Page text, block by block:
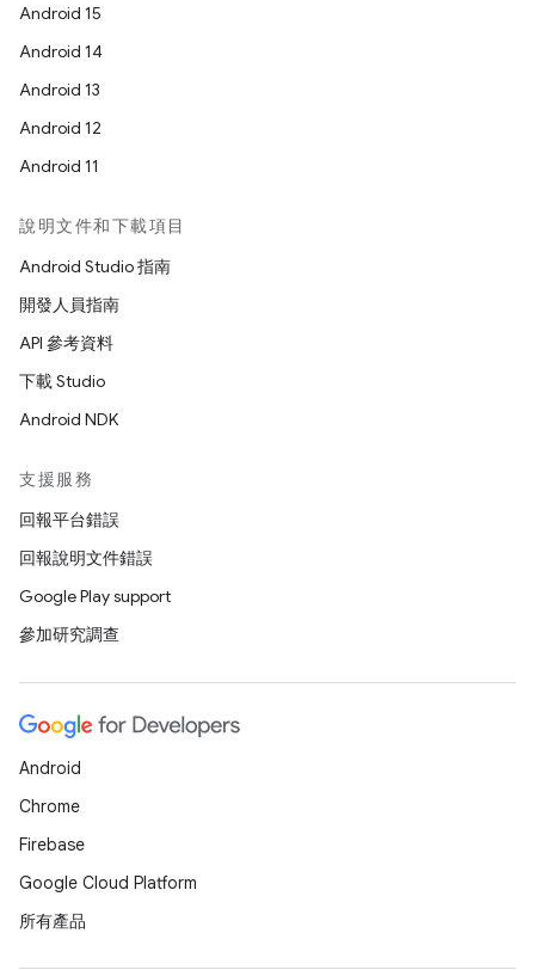
Android 15
Android 14
Android 13
Android 12
Android 11
說明文件和下載項目
Android Studio 指南
開發人員指南
API 參考資料
下載 Studio
Android NDK
支援服務
回報平台錯誤
回報說明文件錯誤
Google Play support
參加研究調查
Android
Chrome
Firebase
Google Cloud Platform
所有產品